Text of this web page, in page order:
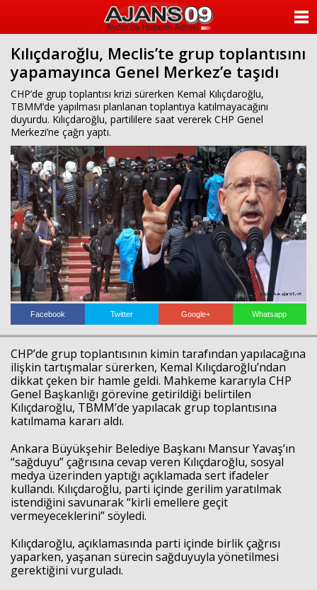
Kılıçdaroğlu, Meclis’te grup toplantısını
yapamayınca Genel Merkez’e taşıdı
CHP’de grup toplantısı krizi sürerken Kemal Kılıçdaroğlu,
TBMM’de yapılması planlanan toplantıya katılmayacağını
duyurdu. Kılıçdaroğlu, partililere saat vererek CHP Genel
Merkezi’ne çağrı yaptı.
Facebook Twitter Google+ Whatsapp
CHP’de grup toplantısının kimin tarafından yapılacağına
ilişkin tartışmalar sürerken, Kemal Kılıçdaroğlu’ndan
dikkat çeken bir hamle geldi. Mahkeme kararıyla CHP
Genel Başkanlığı görevine getirildiği belirtilen
Kılıçdaroğlu, TBMM’de yapılacak grup toplantısına
katılmama kararı aldı.
Ankara Büyükşehir Belediye Başkanı Mansur Yavaş’ın
“sağduyu” çağrısına cevap veren Kılıçdaroğlu, sosyal
medya üzerinden yaptığı açıklamada sert ifadeler
kullandı. Kılıçdaroğlu, parti içinde gerilim yaratılmak
istendiğini savunarak “kirli emellere geçit
vermeyeceklerini” söyledi.
Kılıçdaroğlu, açıklamasında parti içinde birlik çağrısı
yaparken, yaşanan sürecin sağduyuyla yönetilmesi
gerektiğini vurguladı.
KATEGORİLER
ANKETLER
FOTO GALERİ
VİDEO GALERİ
KÜNYE
İLETİŞİM